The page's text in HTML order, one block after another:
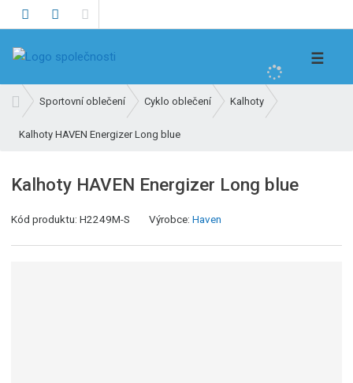
h
t
☰
v
o
í
t
Sportovní oblečení Cyklo oblečení Kalhoty
Kalhoty HAVEN Energizer Long blue
Kalhoty HAVEN Energizer Long blue
Kód produktu:H2249M-S Výrobce:Haven